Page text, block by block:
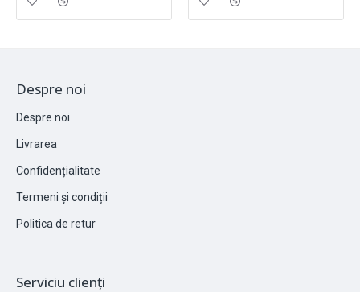
Despre noi
Despre noi
Livrarea
Confidențialitate
Termeni și condiții
Politica de retur
Serviciu clienți